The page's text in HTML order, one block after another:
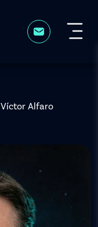
Víctor Alfaro